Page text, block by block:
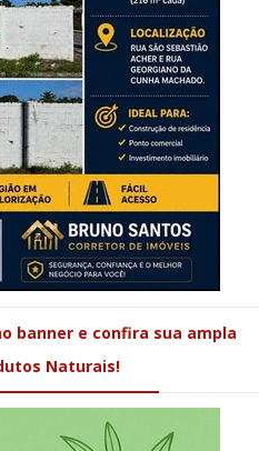
banner e confira sua ampla
Naturais!